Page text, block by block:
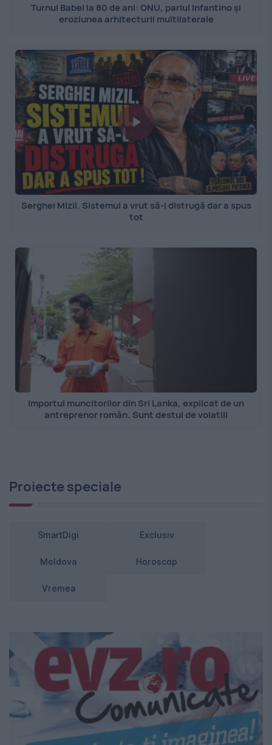
Turnul Babel la 80 de ani: ONU, pariul Infantino și
eroziunea arhitecturii multilaterale
Serghei Mizil. Sistemul a vrut să-l distrugă dar a spus
tot
Importul muncitorilor din Sri Lanka, explicat de un
antreprenor român. Sunt destul de volatili
Proiecte speciale
SmartDigi Exclusiv
Moldova Horoscop
Vremea